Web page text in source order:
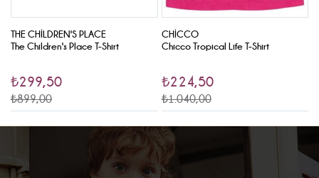
THE CHILDREN'S PLACE
The Children's Place T-Shirt
₺299,50
₺899,00
CHICCO
Chicco Tropical Life T-Shirt
₺224,50
₺1.040,00